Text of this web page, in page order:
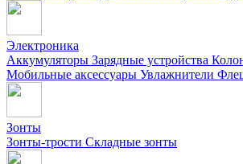
Электроника
Аккумуляторы Зарядные устройства
Мобильные аксессуары Увлажнители
Зонты
Зонты-трости Складные зонты